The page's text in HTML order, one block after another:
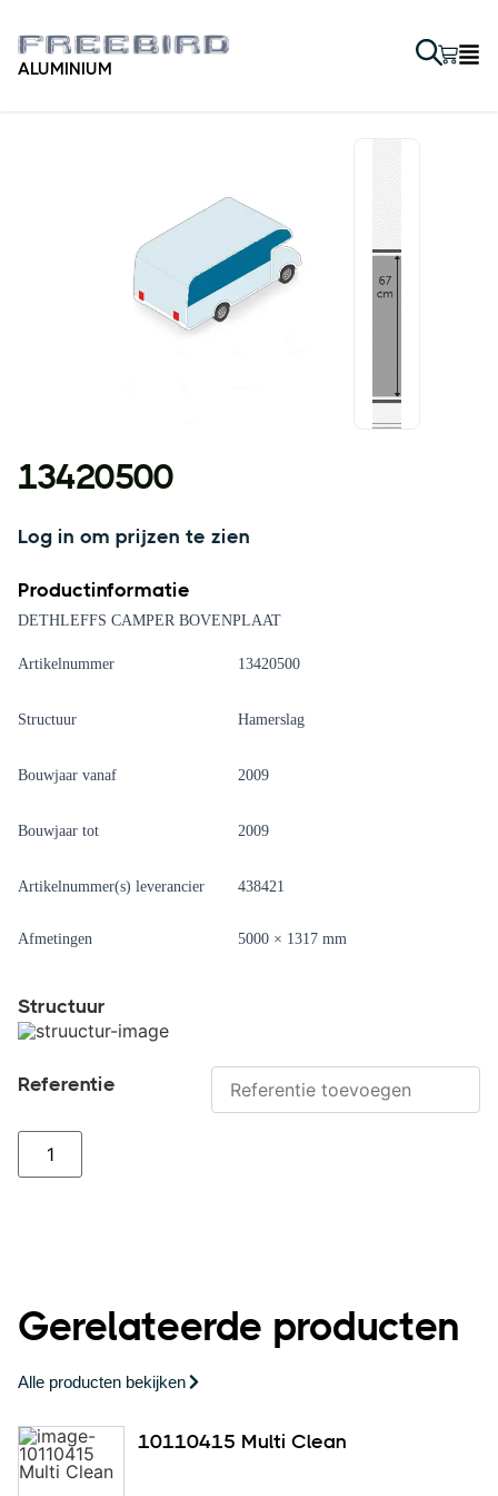
ALUMINIUM
13420500
Log in om prijzen te zien
Productinformatie
DETHLEFFS CAMPER BOVENPLAAT
Artikelnummer 13420500
Structuur Hamerslag
Bouwjaar vanaf 2009
Bouwjaar tot 2009
Artikelnummer(s) leverancier 438421
Afmetingen 5000 × 1317 mm
Structuur
Referentie
Gerelateerde producten
Alle producten bekijken
10110415 Multi Clean